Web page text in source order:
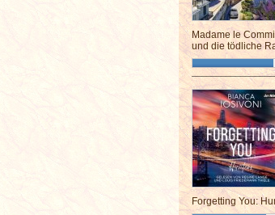
Madame le
und die tödliche
Forgetting You: